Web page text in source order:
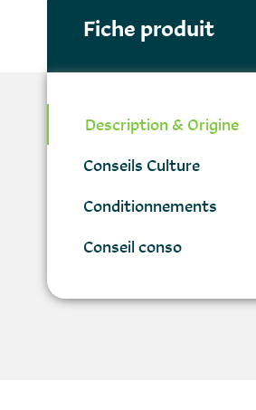
Fiche produit
Description & Origine
Conseils Culture
Conditionnements
Conseil conso